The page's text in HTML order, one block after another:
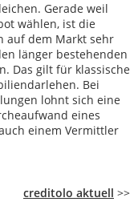
Gerade weil
wählen, ist die
auf dem Markt sehr
länger bestehenden
Das gilt für klassische
Bei
lohnt sich eine
eines
einem Vermittler
creditolo aktuell >>